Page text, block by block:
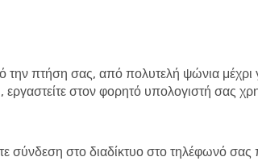
πτήση σας, από πολυτελή ψώνια μέχρι
εργαστείτε στον φορητό υπολογιστή σας
σύνδεση στο διαδίκτυο στο τηλέφωνό